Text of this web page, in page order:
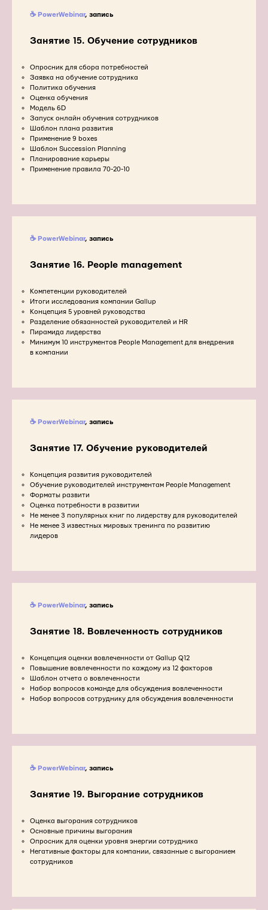
☕ PowerWebinar, запись
Занятие 15. Обучение сотрудников
Опросник для сбора потребностей
Заявка на обучение сотрудника
Политика обучения
Оценка обучения
Модель 6D
Запуск онлайн обучения сотрудников
Шаблон плана развития
Применение 9 boxes
Шаблон Succession Planning
Планирование карьеры
Применение правила 70-20-10
☕ PowerWebinar, запись
Занятие 16. People management
Компетенции руководителей
Итоги исследования компании Gallup
Концепция 5 уровней руководства
Разделение обязанностей руководителей и HR
Пирамида лидерства
Минимум 10 инструментов People Management для внедрения
в компании
☕ PowerWebinar, запись
Занятие 17. Обучение руководителей
Концепция развития руководителей
Обучение руководителей инструментам People Management
Форматы развити
Оценка потребности в развитии
Не менее 3 популярных книг по лидерству для руководителей
Не менее 3 известных мировых тренинга по развитию
лидеров
☕ PowerWebinar, запись
Занятие 18. Вовлеченность сотрудников
Концепция оценки вовлеченности от Gallup Q12
Повышение вовлеченности по каждому из 12 факторов
Шаблон отчета о вовлеченности
Набор вопросов команде для обсуждения вовлеченности
Набор вопросов сотруднику для обсуждения вовлеченности
☕ PowerWebinar, запись
Занятие 19. Выгорание сотрудников
Оценка выгорания сотрудников
Основные причины выгорания
Опросник для оценки уровня энергии сотрудника
Негативные факторы для компании, связанные с выгоранием
сотрудников